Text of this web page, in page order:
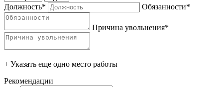
Должность* Обязанности*
Причина увольнения*
+ Указать еще одно место работы
Рекомендации